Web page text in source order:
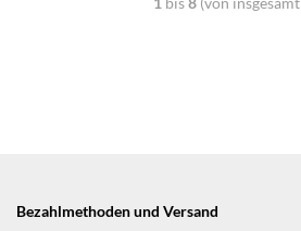
Bezahlmethoden und Versand